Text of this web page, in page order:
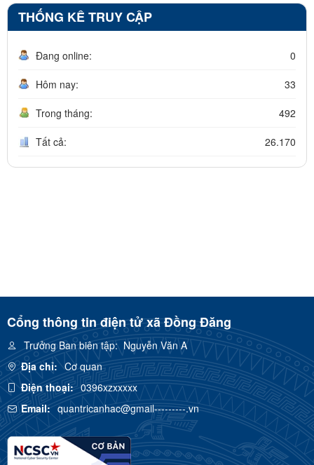
THỐNG KÊ TRUY CẬP
Đang online: 0
Hôm nay: 33
Trong tháng: 492
Tất cả: 26.170
Cổng thông tin điện tử xã Đồng Đăng
Trưởng Ban biên tập:Nguyễn Văn A
Địa chỉ: Cơ quan
Điện thoại: 0396xzxxxxx
Email: quantricanhac@gmail---------.vn